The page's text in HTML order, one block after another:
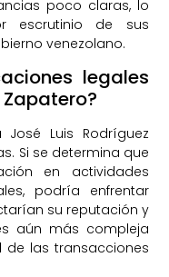
poco claras, lo
escrutinio de sus
venezolano.
legales
Luis Rodríguez
Si se determina que
en actividades
podría enfrentar
su reputación y
aún más compleja
de las transacciones